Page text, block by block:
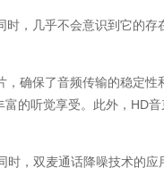
，几乎不会意识到它的存
确保了音频传输的稳定性
的听觉享受。此外，HD
，双麦通话降噪技术的